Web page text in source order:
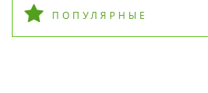
ПОПУЛЯРНЫЕ